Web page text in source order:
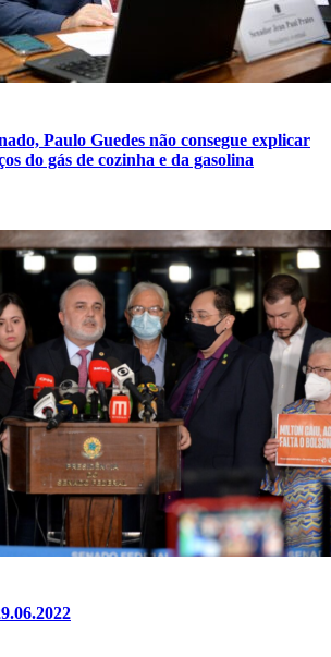
Paulo Guedes não consegue explicar
do gás de cozinha e da gasolina